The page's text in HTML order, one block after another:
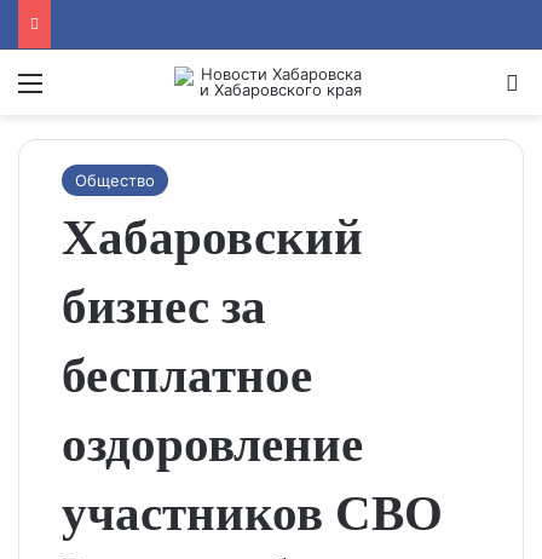
Menu
Общество
Хабаровский
бизнес за
бесплатное
оздоровление
участников СВО